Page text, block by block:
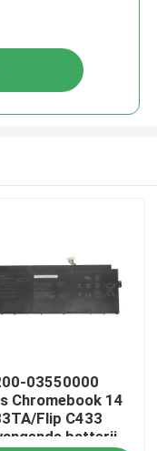
03550000
Chromebook 14
Flip C433
batterij